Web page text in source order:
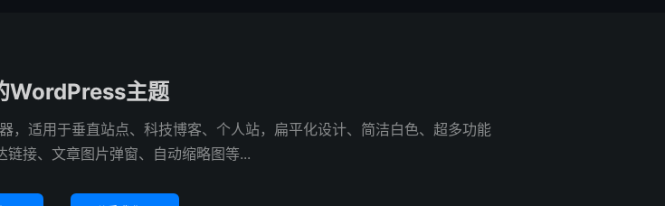
WordPress主题
，适用于垂直站点、科技博客、个人站，扁平化设计、简洁白色、超多功能
链接、文章图片弹窗、自动缩略图等...